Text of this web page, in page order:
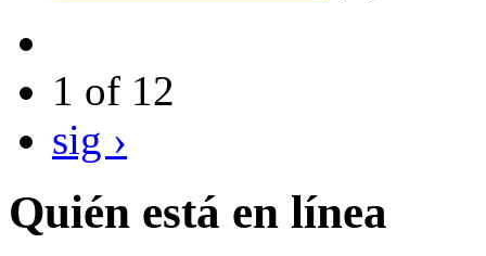
1 of 12
sig ›
Quién está en línea